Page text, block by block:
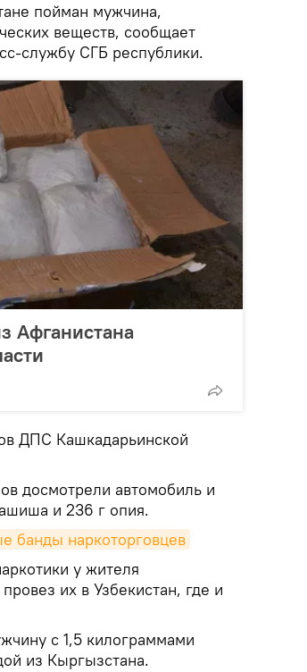
пойман мужчина,
веществ, сообщает
службу СГБ республики.
Афганистана
ДПС Кашкадарьинской
досмотрели автомобиль и
и 236 г опия.
банды наркоторговцев
у жителя
их в Узбекистан, где и
с 1,5 килограммами
из Кыргызстана.